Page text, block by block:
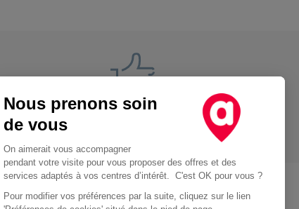
d'utilitaire à Paris
Nous prenons soin
de vous
On aimerait vous accompagner
pendant votre visite pour vous proposer des offres et des
services adaptés à vos centres d’intérêt. C'est OK pour vous ?
Pour modifier vos préférences par la suite, cliquez sur le lien